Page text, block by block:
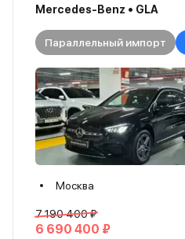
Mercedes-Benz • GLA
Параллельный импорт
Москва
7 190 400 ₽
6 690 400 ₽